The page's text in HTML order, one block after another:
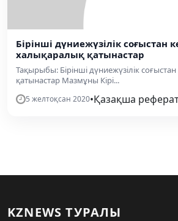
Бірінші дүниежүзілік соғыстан
халықаралық қатынастар
Тақырыбы: Бірінші дүниежүзілік
қатынастар Мазмұны Кірі...
5 желтоқсан 2020•Қазақша
KZNEWS ТУРАЛЫ